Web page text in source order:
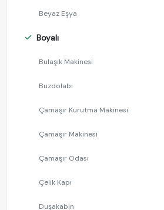
Beyaz Eşya
Boyalı
Bulaşık Makinesi
Buzdolabı
Çamaşır Kurutma Makinesi
Çamaşır Makinesi
Çamaşır Odası
Çelik Kapı
Duşakabin